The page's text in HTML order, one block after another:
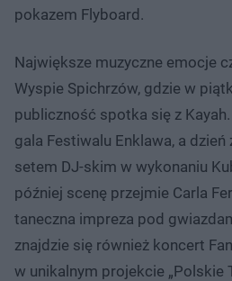
pokazem Flyboard.
Największe muzyczne emocje
Wyspie Spichrzów, gdzie w
publiczność spotka się z
gala Festiwalu Enklawa, a
setem DJ-skim w wykonaniu
później scenę przejmie Carla
taneczna impreza pod
znajdzie się również koncert
w unikalnym projekcie „Polskie